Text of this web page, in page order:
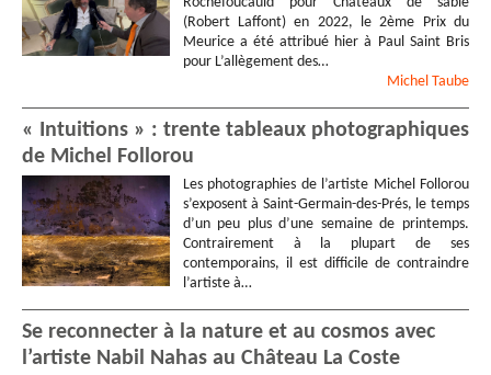
(Robert Laffont) en 2022, le 2ème Prix du
Meurice a été attribué hier à Paul Saint Bris
pour L’allègement des…
Michel Taube
« Intuitions » : trente tableaux photographiques
de Michel Follorou
Les photographies de l’artiste Michel Follorou
s’exposent à Saint-Germain-des-Prés, le temps
d’un peu plus d’une semaine de printemps.
Contrairement à la plupart de ses
contemporains, il est difficile de contraindre
l’artiste à…
Se reconnecter à la nature et au cosmos avec
l’artiste Nabil Nahas au Château La Coste